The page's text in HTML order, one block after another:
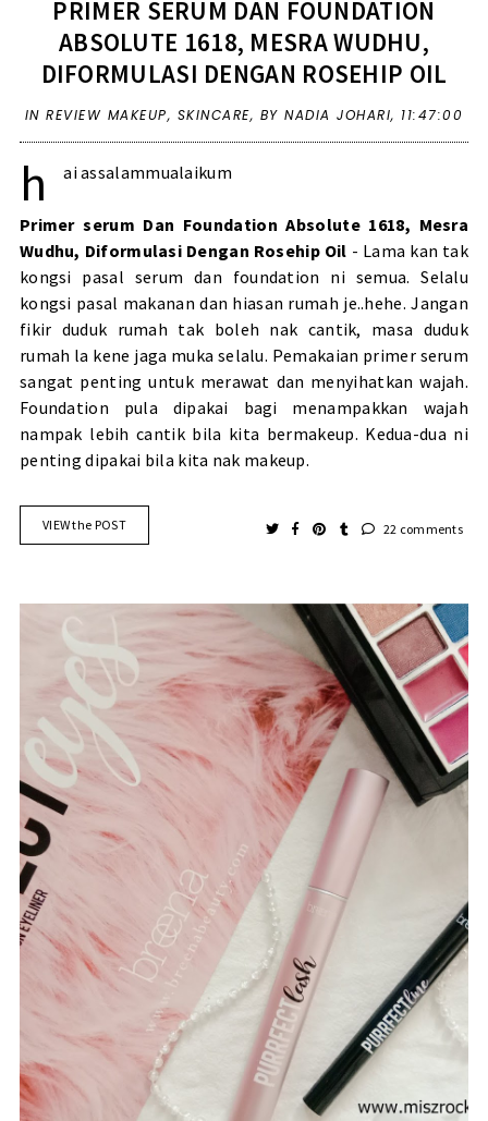
PRIMER SERUM DAN FOUNDATION
ABSOLUTE 1618, MESRA WUDHU,
DIFORMULASI DENGAN ROSEHIP OIL
INREVIEW MAKEUP, SKINCARE, BY NADIA JOHARI, 11:47:00
h ai assalammualaikum
Primer serum Dan Foundation Absolute 1618, Mesra
Wudhu, Diformulasi Dengan Rosehip Oil - Lama kan tak
kongsi pasal serum dan foundation ni semua. Selalu
kongsi pasal makanan dan hiasan rumah je..hehe. Jangan
fikir duduk rumah tak boleh nak cantik, masa duduk
rumah la kene jaga muka selalu. Pemakaian primer serum
sangat penting untuk merawat dan menyihatkan wajah.
Foundation pula dipakai bagi menampakkan wajah
nampak lebih cantik bila kita bermakeup. Kedua-dua ni
penting dipakai bila kita nak makeup.
VIEW the POST 22 comments